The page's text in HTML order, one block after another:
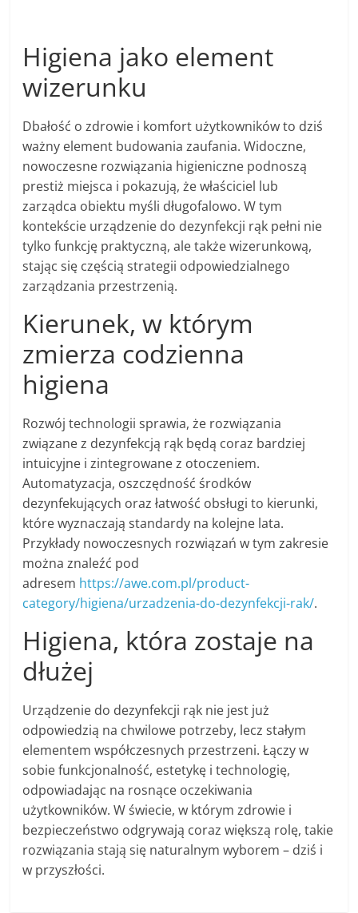
Higiena jako element
wizerunku
Dbałość o zdrowie i komfort użytkowników to dziś
ważny element budowania zaufania. Widoczne,
nowoczesne rozwiązania higieniczne podnoszą
prestiż miejsca i pokazują, że właściciel lub
zarządca obiektu myśli długofalowo. W tym
kontekście urządzenie do dezynfekcji rąk pełni nie
tylko funkcję praktyczną, ale także wizerunkową,
stając się częścią strategii odpowiedzialnego
zarządzania przestrzenią.
Kierunek, w którym
zmierza codzienna
higiena
Rozwój technologii sprawia, że rozwiązania
związane z dezynfekcją rąk będą coraz bardziej
intuicyjne i zintegrowane z otoczeniem.
Automatyzacja, oszczędność środków
dezynfekujących oraz łatwość obsługi to kierunki,
które wyznaczają standardy na kolejne lata.
Przykłady nowoczesnych rozwiązań w tym zakresie
można znaleźć pod
adresem https://awe.com.pl/product-
category/higiena/urzadzenia-do-dezynfekcji-rak/.
Higiena, która zostaje na
dłużej
Urządzenie do dezynfekcji rąk nie jest już
odpowiedzią na chwilowe potrzeby, lecz stałym
elementem współczesnych przestrzeni. Łączy w
sobie funkcjonalność, estetykę i technologię,
odpowiadając na rosnące oczekiwania
użytkowników. W świecie, w którym zdrowie i
bezpieczeństwo odgrywają coraz większą rolę, takie
rozwiązania stają się naturalnym wyborem – dziś i
w przyszłości.